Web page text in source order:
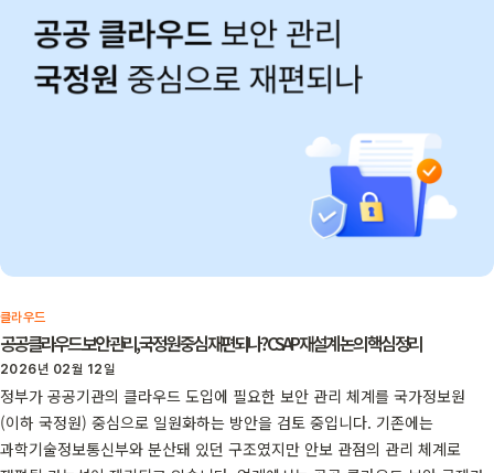
클라우드
공공 클라우드 보안 관리, 국정원 중심 재편되나? CSAP 재설계 논의 핵심 정리
2026년 02월 12일
정부가 공공기관의 클라우드 도입에 필요한 보안 관리 체계를 국가정보원
(이하 국정원) 중심으로 일원화하는 방안을 검토 중입니다. 기존에는
과학기술정보통신부와 분산돼 있던 구조였지만 안보 관점의 관리 체계로